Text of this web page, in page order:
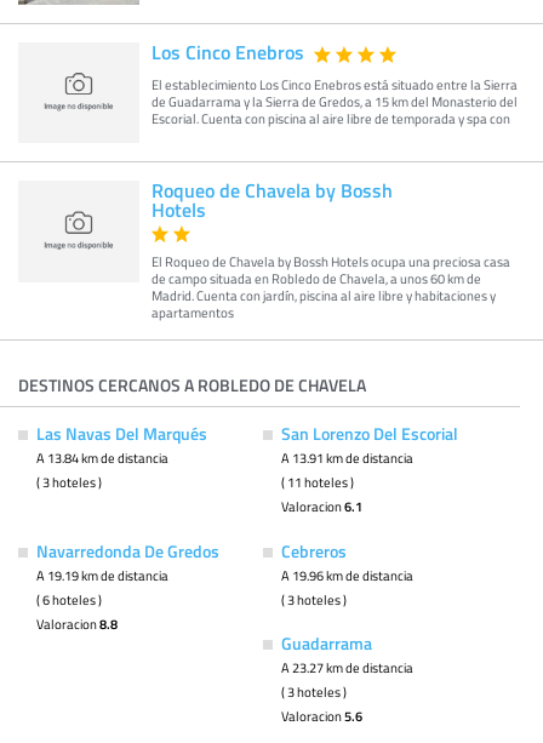
Los Cinco Enebros
El establecimiento Los Cinco Enebros está situado entre la Sierra
de Guadarrama y la Sierra de Gredos, a 15 km del Monasterio del
Escorial. Cuenta con piscina al aire libre de temporada y spa con
Roqueo de Chavela by Bossh
Hotels
El Roqueo de Chavela by Bossh Hotels ocupa una preciosa casa
de campo situada en Robledo de Chavela, a unos 60 km de
Madrid. Cuenta con jardín, piscina al aire libre y habitaciones y
apartamentos
DESTINOS CERCANOS A ROBLEDO DE CHAVELA
Las Navas Del Marqués
A 13.84 km de distancia
( 3 hoteles )
San Lorenzo Del Escorial
A 13.91 km de distancia
( 11 hoteles )
Valoracion6.1
Navarredonda De Gredos
A 19.19 km de distancia
( 6 hoteles )
Valoracion8.8
Cebreros
A 19.96 km de distancia
( 3 hoteles )
Guadarrama
A 23.27 km de distancia
( 3 hoteles )
Valoracion5.6